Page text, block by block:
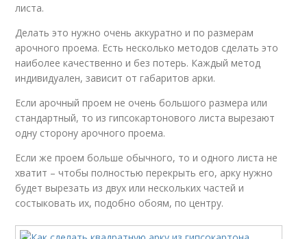
листа.
Делать это нужно очень аккуратно и по размерам
арочного проема. Есть несколько методов сделать это
наиболее качественно и без потерь. Каждый метод
индивидуален, зависит от габаритов арки.
Если арочный проем не очень большого размера или
стандартный, то из гипсокартонового листа вырезают
одну сторону арочного проема.
Если же проем больше обычного, то и одного листа не
хватит – чтобы полностью перекрыть его, арку нужно
будет вырезать из двух или нескольких частей и
состыковать их, подобно обоям, по центру.